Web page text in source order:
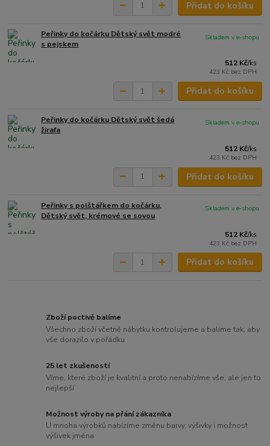
Přidat do košíku
Peřinky do kočárku Dětský svět modré
s pejskem
512 Kč/ks
423 Kč bez DPH
Skladem v e-shopu
Přidat do košíku
Peřinky do kočárku Dětský svět šedá
žirafa
512 Kč/ks
423 Kč bez DPH
Skladem v e-shopu
Přidat do košíku
Peřinky s polštářkem do kočárku,
Dětský svět, krémové se sovou
512 Kč/ks
423 Kč bez DPH
Skladem v e-shopu
Přidat do košíku
Zboží poctivě balíme
Všechno zboží včetně nábytku kontrolujeme a balíme tak, aby
vše dorazilo v pořádku
25 let zkušeností
Víme, které zboží je kvalitní a proto nenabízíme vše, ale jen to
nejlepší
Možnost výroby na přání zákazníka
U mnoha výrobků nabízíme změnu barvy, výšivky i možnost
výšivek jména